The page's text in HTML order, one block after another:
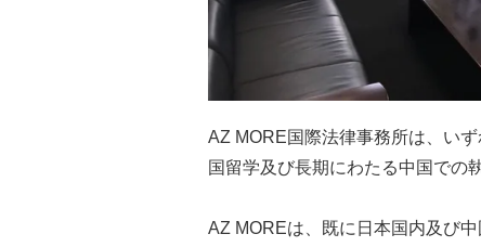
AZ MORE国際法律事務所は、い
国留学及び長期にわたる中国での
AZ MOREは、既に日本国内及び